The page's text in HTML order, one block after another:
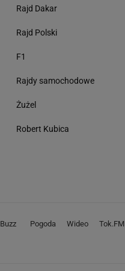
Rajd Dakar
Rajd Polski
F1
Rajdy samochodowe
Żużel
Robert Kubica
Buzz Pogoda Wideo
Tok.FM